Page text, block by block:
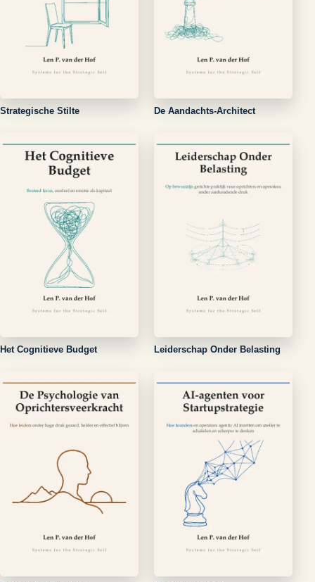
Strategische Stilte De Aandachts-Architect
Het Cognitieve Budget Leiderschap Onder Belasting